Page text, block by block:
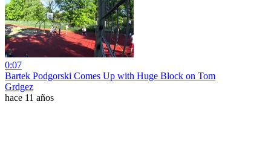
0:07
Bartek Podgorski Comes Up with Huge Block on Tom
Grdgez
hace 11 años